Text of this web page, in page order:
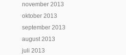
november 2013
oktober 2013
september 2013
august 2013
juli 2013